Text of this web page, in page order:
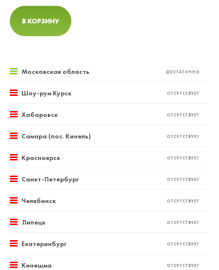
В КОРЗИНУ
Московская область ДОСТАТОЧНО
Шоу-рум Курск ОТСУТСТВУЕТ
Хабаровск ОТСУТСТВУЕТ
Самара (пос. Кинель) ОТСУТСТВУЕТ
Красноярск ОТСУТСТВУЕТ
Санкт-Петербург ОТСУТСТВУЕТ
Челябинск ОТСУТСТВУЕТ
Липецк ОТСУТСТВУЕТ
Екатеринбург ОТСУТСТВУЕТ
Кинешма ОТСУТСТВУЕТ